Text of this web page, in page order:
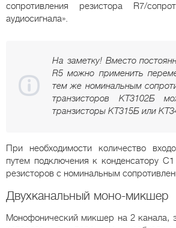
сопротивления резистора R7/
аудиосигнала».
На заметку! Вместо
R5 можно применить
тем же номинальным
транзисторов КТ3102Б
транзисторы КТ315Б или
При необходимости количество
путем подключения к конденсатору
резисторов с номинальным
Двухканальный моно-микшер
Монофонический микшер на 2 канала,